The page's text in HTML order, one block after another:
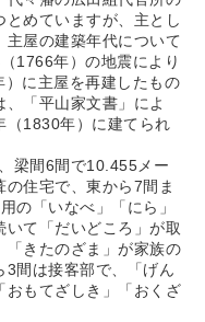
めていますが、主とし
主屋の建築年代について
1766年）の地震により
に主屋を再建したもの
「平山家文書」によ
（1830年）に建てられ
梁間6間で10.455メー
の住宅で、東から7間ま
の「いなべ」「にら」
いて「だいどころ」が取
「きたのざま」が家族の
3間は接客部で、「げん
おもてざしき」「おくざ